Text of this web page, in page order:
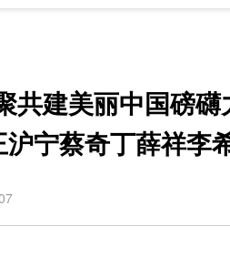
共建美丽中国磅
宁蔡奇丁薛祥李